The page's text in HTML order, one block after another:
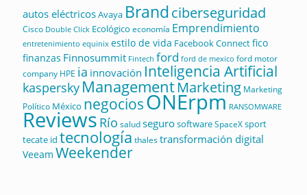
autos eléctricosAvaya Brandciberseguridad
Cisco Double Click Ecológico economía Emprendimiento
entretenimiento equinix estilo de vida Facebook Connectfico
finanzas Finnosummit Fintech ford ford de mexico ford motor
company HPE ia innovación Inteligencia Artificial
kaspersky ManagementMarketing Marketing
Político México negociosONErpm RANSOMWARE
Reviews Río saludsegurosoftwareSpaceXsport
tecate id tecnología thalestransformación digital
Veeam Weekender